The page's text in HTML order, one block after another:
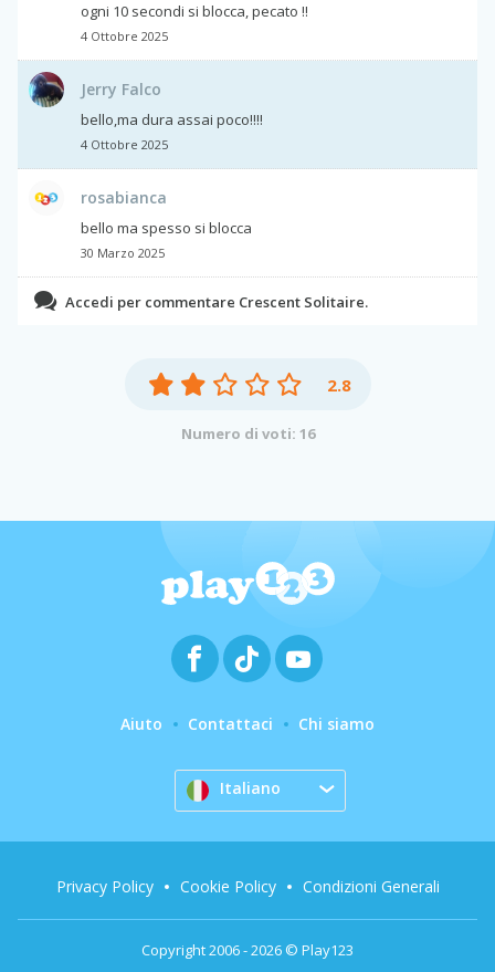
ogni 10 secondi si blocca, pecato !!
4 Ottobre 2025
Jerry Falco
bello,ma dura assai poco!!!!
4 Ottobre 2025
rosabianca
bello ma spesso si blocca
30 Marzo 2025
Accedi per commentare Crescent Solitaire.
2.8
Numero di voti: 16
Aiuto Contattaci Chi siamo
Italiano
Copyright 2006 - 2026 © Play123
Privacy Policy Cookie Policy Condizioni Generali